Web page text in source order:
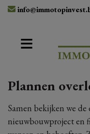
Plannen
Samen bekijken we de
nieuwbouwproject en